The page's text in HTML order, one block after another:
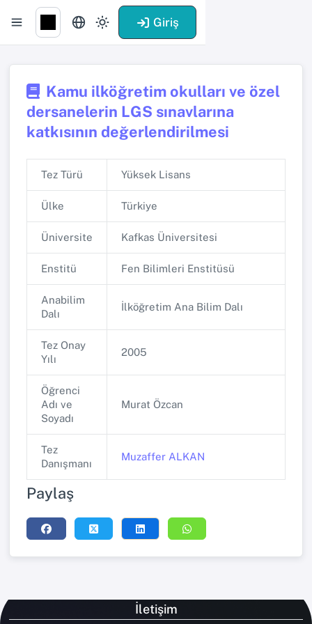
Giriş
Kamu ilköğretim okulları ve özel
dersanelerin LGS sınavlarına
katkısının değerlendirilmesi
Tez Türü Yüksek Lisans
Ülke Türkiye
Üniversite Kafkas Üniversitesi
Enstitü Fen Bilimleri Enstitüsü
Anabilim
Dalı
İlköğretim Ana Bilim Dalı
Tez Onay
Yılı
2005
Öğrenci
Adı ve
Soyadı
Murat Özcan
Tez
Danışmanı
Muzaffer ALKAN
Paylaş
İletişim